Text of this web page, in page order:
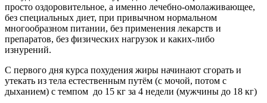
просто оздоровительное, а именно лечебно-омолаживающее,
без специальных диет, при привычном нормальном
многообразном питании, без применения лекарств и
препаратов, без физических нагрузок и каких-либо
изнурений.
С первого дня курса похудения жиры начинают сгорать и
утекать из тела естественным путём (с мочой, потом с
дыханием) с темпом до 15 кг за 4 недели (мужчины до 18 кг)